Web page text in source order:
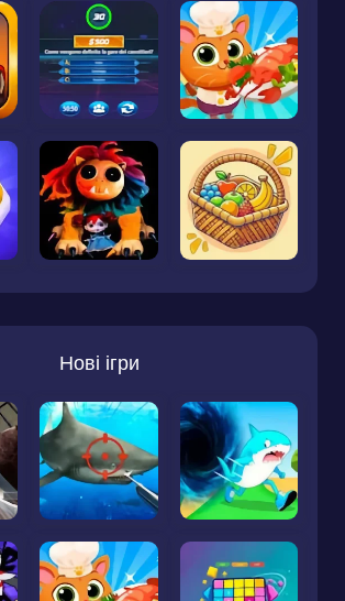
Нові ігри